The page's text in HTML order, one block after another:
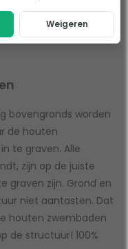
een mooie, rustige
abosolute aanwinst
bovengronds worden
de houten
te graven. Alle
zijn op de juiste
graven zijn. Grond en
niet aantasten. Dat
houten zwembaden
de structuur! 100%
Weigeren